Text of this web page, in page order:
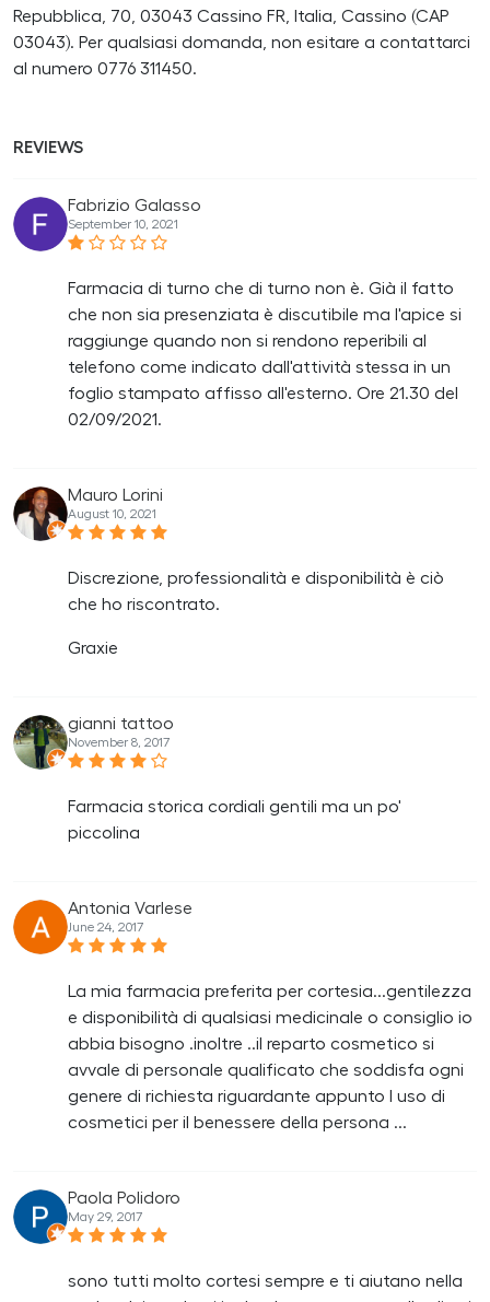
Repubblica, 70, 03043 Cassino FR, Italia, Cassino (CAP
03043). Per qualsiasi domanda, non esitare a contattarci
al numero 0776 311450.
REVIEWS
Fabrizio Galasso
September 10, 2021
Farmacia di turno che di turno non è. Già il fatto
che non sia presenziata è discutibile ma l'apice si
raggiunge quando non si rendono reperibili al
telefono come indicato dall'attività stessa in un
foglio stampato affisso all'esterno. Ore 21.30 del
02/09/2021.
Mauro Lorini
August 10, 2021
Discrezione, professionalità e disponibilità è ciò
che ho riscontrato.
Graxie
gianni tattoo
November 8, 2017
Farmacia storica cordiali gentili ma un po'
piccolina
Antonia Varlese
June 24, 2017
La mia farmacia preferita per cortesia...gentilezza
e disponibilità di qualsiasi medicinale o consiglio io
abbia bisogno .inoltre ..il reparto cosmetico si
avvale di personale qualificato che soddisfa ogni
genere di richiesta riguardante appunto l uso di
cosmetici per il benessere della persona ...
Paola Polidoro
May 29, 2017
sono tutti molto cortesi sempre e ti aiutano nella